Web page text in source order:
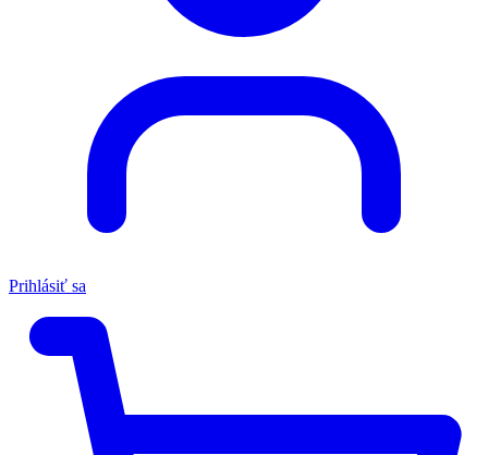
Prihlásiť sa